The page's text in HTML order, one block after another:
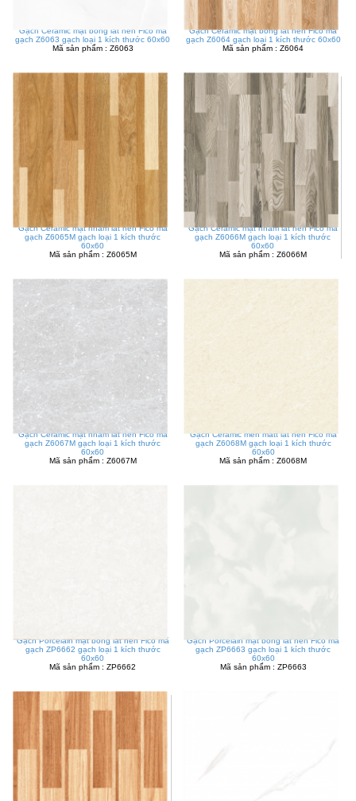
Gạch Ceramic mặt bóng lát nền Fico mã
gạch Z6063 gạch loại 1 kích thước 60x60
Mã sản phẩm : Z6063
Gạch Ceramic mặt bóng lát nền Fico mã
gạch Z6064 gạch loại 1 kích thước 60x60
Mã sản phẩm : Z6064
Gạch Ceramic mặt nhám lát nền Fico mã
gạch Z6065M gạch loại 1 kích thước
60x60
Mã sản phẩm : Z6065M
Gạch Ceramic mặt nhám lát nền Fico mã
gạch Z6066M gạch loại 1 kích thước
60x60
Mã sản phẩm : Z6066M
Gạch Ceramic mặt nhám lát nền Fico mã
gạch Z6067M gạch loại 1 kích thước
60x60
Mã sản phẩm : Z6067M
Gạch Ceramic men matt lát nền Fico mã
gạch Z6068M gạch loại 1 kích thước
60x60
Mã sản phẩm : Z6068M
Gạch Porcelain mặt bóng lát nền Fico mã
gạch ZP6662 gạch loại 1 kích thước
60x60
Mã sản phẩm : ZP6662
Gạch Porcelain mặt bóng lát nền Fico mã
gạch ZP6663 gạch loại 1 kích thước
60x60
Mã sản phẩm : ZP6663